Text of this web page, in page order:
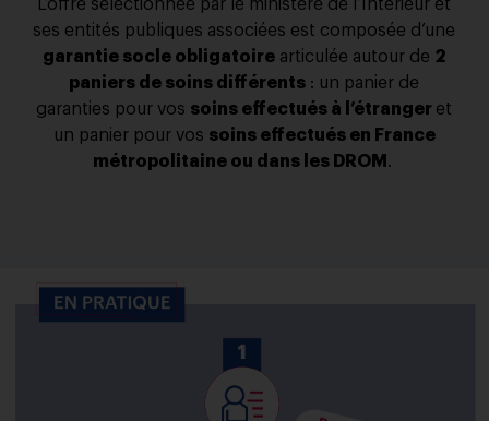
L’offre sélectionnée par le ministère de l’Intérieur et
ses entités publiques associées est composée d’une
garantie socle obligatoire articulée autour de 2
paniers de soins différents : un panier de
garanties pour vos soins effectués à l’étranger et
un panier pour vos soins effectués en France
métropolitaine ou dans les DROM .